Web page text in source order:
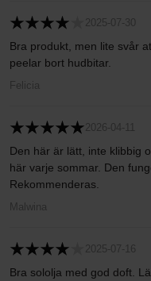
2025-07-30
Bra produkt, men lite svår
peelar bort hudbitar.
Felicia
2026-04-11
Den här är lätt, inte klibbig
här varje sommar. Den
Rekommenderas.
Malwina
2025-07-16
Bra sololja med god doft.